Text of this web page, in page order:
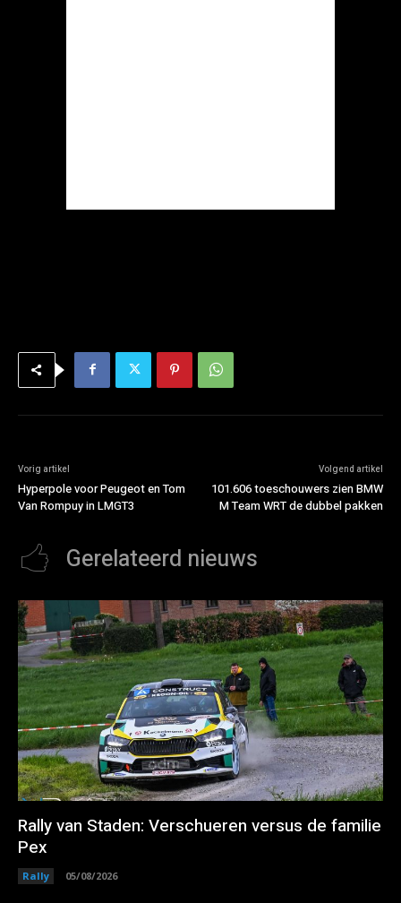
Vorig artikel
Hyperpole voor Peugeot en Tom
Van Rompuy in LMGT3
Volgend artikel
101.606 toeschouwers zien BMW
M Team WRT de dubbel pakken
Gerelateerd nieuws
Rally van Staden: Verschueren versus de familie
Pex
Rally 05/08/2026